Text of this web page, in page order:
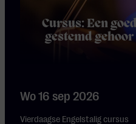
Cursus: Een goed
gestemd gehoor
Wo 16 sep 2026
Vierdaagse Engelstalig cursus